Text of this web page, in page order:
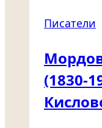
Писатели
(1830-